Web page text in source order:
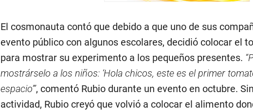
El cosmonauta contó que debido a que uno de sus
evento público con algunos escolares, decidió colocar el
para mostrar su experimento a los pequeños presentes.
mostrárselo a los niños: ‘Hola chicos, este es el primer
espacio’”, comentó Rubio durante un evento en octubre.
actividad, Rubio creyó que volvió a colocar el alimento